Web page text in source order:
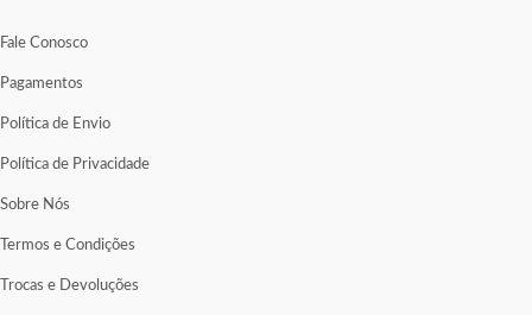
Fale Conosco
Pagamentos
Política de Envio
Política de Privacidade
Sobre Nós
Termos e Condições
Trocas e Devoluções